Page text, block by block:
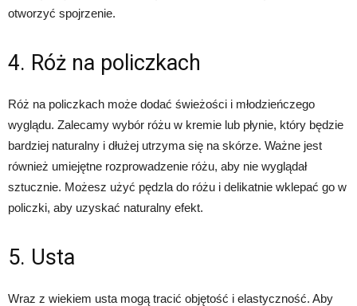
otworzyć spojrzenie.
4. Róż na policzkach
Róż na policzkach może dodać świeżości i młodzieńczego
wyglądu. Zalecamy wybór różu w kremie lub płynie, który będzie
bardziej naturalny i dłużej utrzyma się na skórze. Ważne jest
również umiejętne rozprowadzenie różu, aby nie wyglądał
sztucznie. Możesz użyć pędzla do różu i delikatnie wklepać go w
policzki, aby uzyskać naturalny efekt.
5. Usta
Wraz z wiekiem usta mogą tracić objętość i elastyczność. Aby